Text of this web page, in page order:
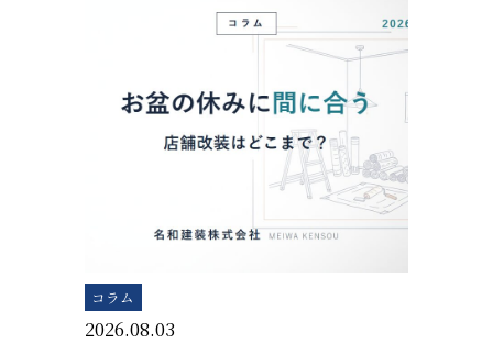
コラム
2026.08.03